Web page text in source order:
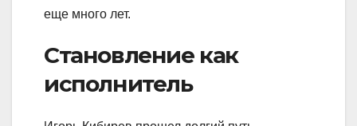
еще много лет.
Становление как
исполнитель